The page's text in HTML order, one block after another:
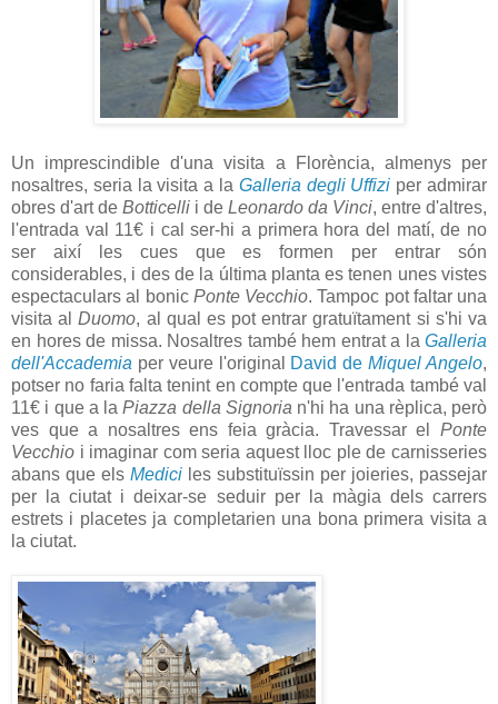
Un imprescindible d'una visita a Florència, almenys per
nosaltres, seria la visita a la Galleria degli Uffizi per admirar
obres d'art de Botticelli i de Leonardo da Vinci, entre d'altres,
l'entrada val 11€ i cal ser-hi a primera hora del matí, de no
ser així les cues que es formen per entrar són
considerables, i des de la última planta es tenen unes vistes
espectaculars al bonic Ponte Vecchio. Tampoc pot faltar una
visita alDuomo, al qual es pot entrar gratuïtament si s'hi va
en hores de missa. Nosaltres també hem entrat a la Galleria
dell'Accademia per veure l'original David deMiquel Angelo,
potser no faria falta tenint en compte que l'entrada també val
11€ i que a laPiazza della Signoria n'hi ha una rèplica, però
ves que a nosaltres ens feia gràcia. Travessar el Ponte
Vecchio i imaginar com seria aquest lloc ple de carnisseries
abans que els Medici les substituïssin per joieries, passejar
per la ciutat i deixar-se seduir per la màgia dels carrers
estrets i placetes ja completarien una bona primera visita a
la ciutat.